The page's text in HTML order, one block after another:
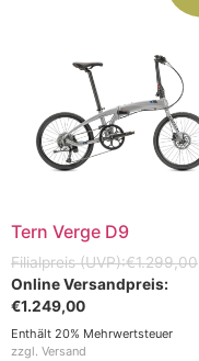
Tern Verge D9
€1.299,00
€1.249,00
Enthält 20% Mehrwertsteuer
zzgl. Versand